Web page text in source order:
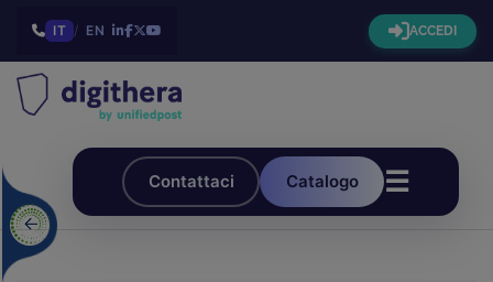
IT / EN ACCEDI
Contattaci Catalogo ☰